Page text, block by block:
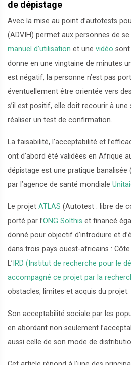
de dépistage
Avec la mise au point d’autotests
(ADVIH) permet aux personnes de
manuel d’utilisation et une vidéo
donne en une vingtaine de minutes
est négatif, la personne n’est pas
éventuellement être orientée vers
s’il est positif, elle doit recourir à
réaliser un test de confirmation.
La faisabilité, l’acceptabilité et
ont d’abord été validées en Afrique
dépistage est une pratique banalisée (
par l’agence de santé mondiale
Le projet ATLAS (Autotest : libre de
porté par l’ONG Solthis et financé
donné pour objectif d’introduire et
dans trois pays ouest-africains : Côte
L’ IRD (Institut de recherche pour le
accompagné ce projet par la
obstacles, limites et acquis du projet.
Son acceptabilité sociale par les
en abordant non seulement
aussi celle de son mode de